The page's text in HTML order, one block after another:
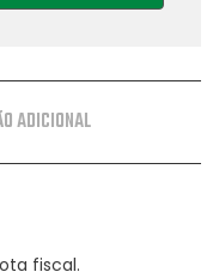
ADICIONAL
fiscal.